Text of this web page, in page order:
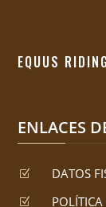
EQUUS
ENLACES
Z DATOS
Z